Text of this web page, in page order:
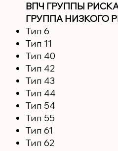
ВПЧ ГРУППЫ
ГРУППА НИЗКОГО
Тип 6
Тип 11
Тип 40
Тип 42
Тип 43
Тип 44
Тип 54
Тип 55
Тип 61
Тип 62